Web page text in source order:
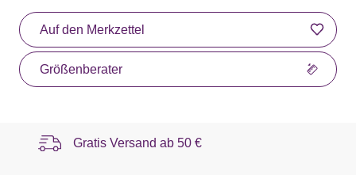
Auf den Merkzettel
Größenberater
Gratis Versand ab 50 €